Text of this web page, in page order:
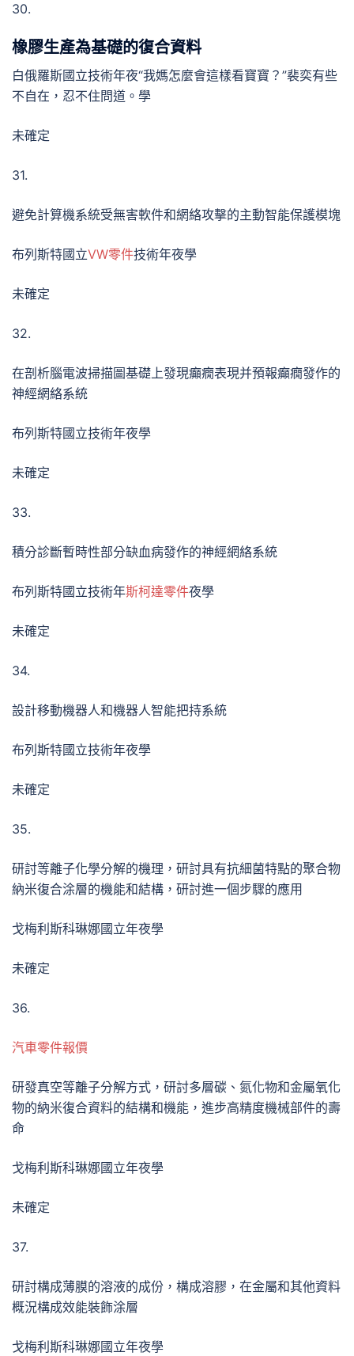
30.
橡膠生產為基礎的復合資料
白俄羅斯國立技術年夜“我媽怎麼會這樣看寶寶？”裴奕有些
不自在，忍不住問道。學
未確定
31.
避免計算機系統受無害軟件和網絡攻擊的主動智能保護模塊
布列斯特國立VW零件技術年夜學
未確定
32.
在剖析腦電波掃描圖基礎上發現癲癇表現并預報癲癇發作的
神經網絡系統
布列斯特國立技術年夜學
未確定
33.
積分診斷暫時性部分缺血病發作的神經網絡系統
布列斯特國立技術年斯柯達零件夜學
未確定
34.
設計移動機器人和機器人智能把持系統
布列斯特國立技術年夜學
未確定
35.
研討等離子化學分解的機理，研討具有抗細菌特點的聚合物
納米復合涂層的機能和結構，研討進一個步驟的應用
戈梅利斯科琳娜國立年夜學
未確定
36.
汽車零件報價
研發真空等離子分解方式，研討多層碳、氮化物和金屬氧化
物的納米復合資料的結構和機能，進步高精度機械部件的壽
命
戈梅利斯科琳娜國立年夜學
未確定
37.
研討構成薄膜的溶液的成份，構成溶膠，在金屬和其他資料
概況構成效能裝飾涂層
戈梅利斯科琳娜國立年夜學